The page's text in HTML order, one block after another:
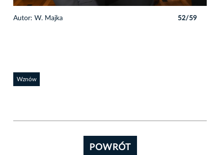
Autor: W. Majka 52/59
Wznów
POWRÓT